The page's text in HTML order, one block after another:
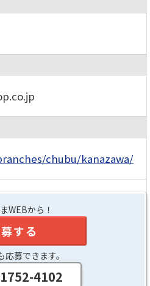
chubu/kanazawa/
WEBから！
する
応募できます。
4102